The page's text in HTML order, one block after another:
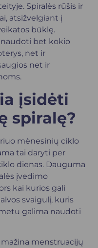
Spiralės rūšis ir
atsižvelgiant į
būklę.
naudoti bet kokio
net ir
net ir
įsidėti
spiralę?
mėnesinių ciklo
tai daryti per
dienas. Dauguma
įvedimo
kai kurios gali
svaigulį, kuris
galima naudoti
menstruacijų